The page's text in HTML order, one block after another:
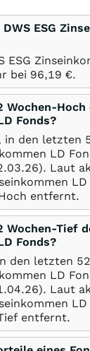
ESG
ESG
bei 96,19 €.
Wochen-Hoch
Fonds?
in den letzten
LD
). Laut
entfernt.
Wochen-Tief
Fonds?
den letzten
LD
). Laut
entfernt.